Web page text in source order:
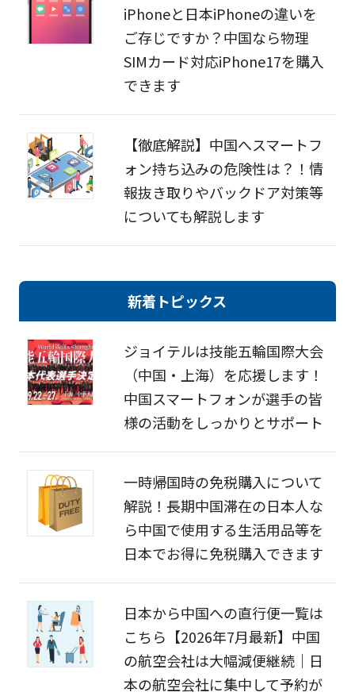
iPhoneと日本iPhoneの違いを
ご存じですか？中国なら物理
SIMカード対応iPhone17を購入
できます
【徹底解説】中国へスマートフ
ォン持ち込みの危険性は？！情
報抜き取りやバックドア対策等
についても解説します
新着トピックス
ジョイテルは技能五輪国際大会
（中国・上海）を応援します！
中国スマートフォンが選手の皆
様の活動をしっかりとサポート
一時帰国時の免税購入について
解説！長期中国滞在の日本人な
ら中国で使用する生活用品等を
日本でお得に免税購入できます
日本から中国への直行便一覧は
こちら【2026年7月最新】中国
の航空会社は大幅減便継続｜日
本の航空会社に集中して予約が